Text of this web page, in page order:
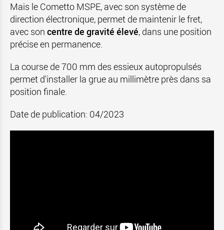
Mais le Cometto MSPE, avec son système de
direction électronique, permet de maintenir le fret,
avec son centre de gravité élevé, dans une position
précise en permanence.
La course de 700 mm des essieux autopropulsés
permet d'installer la grue au millimètre près dans sa
position finale.
Date de publication: 04/2023